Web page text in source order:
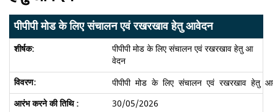
पीपीपी मोड के लिए संचालन एवं रखरखाव हेतु आवेदन
पीपीपी मोड के लिए संचालन एवं रखरखाव हेतु आ
वेदन
पीपीपी मोड के लिए संचालन एवं रखरखाव हेतु
30/05/2026